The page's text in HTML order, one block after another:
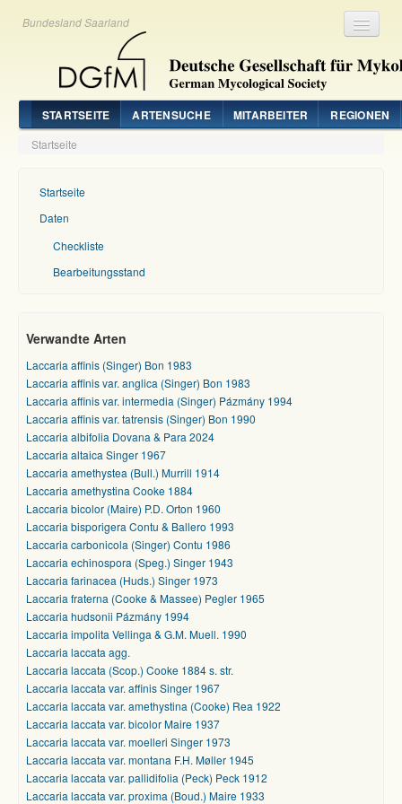
Bundesland Saarland
STARTSEITE ARTENSUCHE MITARBEITER REGIONEN
Startseite
Startseite
Daten
Checkliste
Bearbeitungsstand
Verwandte Arten
Laccaria affinis (Singer) Bon 1983
Laccaria affinis var. anglica (Singer) Bon 1983
Laccaria affinis var. intermedia (Singer) Pázmány 1994
Laccaria affinis var. tatrensis (Singer) Bon 1990
Laccaria albifolia Dovana & Para 2024
Laccaria altaica Singer 1967
Laccaria amethystea (Bull.) Murrill 1914
Laccaria amethystina Cooke 1884
Laccaria bicolor (Maire) P.D. Orton 1960
Laccaria bisporigera Contu & Ballero 1993
Laccaria carbonicola (Singer) Contu 1986
Laccaria echinospora (Speg.) Singer 1943
Laccaria farinacea (Huds.) Singer 1973
Laccaria fraterna (Cooke & Massee) Pegler 1965
Laccaria hudsonii Pázmány 1994
Laccaria impolita Vellinga & G.M. Muell. 1990
Laccaria laccata agg.
Laccaria laccata (Scop.) Cooke 1884 s. str.
Laccaria laccata var. affinis Singer 1967
Laccaria laccata var. amethystina (Cooke) Rea 1922
Laccaria laccata var. bicolor Maire 1937
Laccaria laccata var. moelleri Singer 1973
Laccaria laccata var. montana F.H. Møller 1945
Laccaria laccata var. pallidifolia (Peck) Peck 1912
Laccaria laccata var. proxima (Boud.) Maire 1933